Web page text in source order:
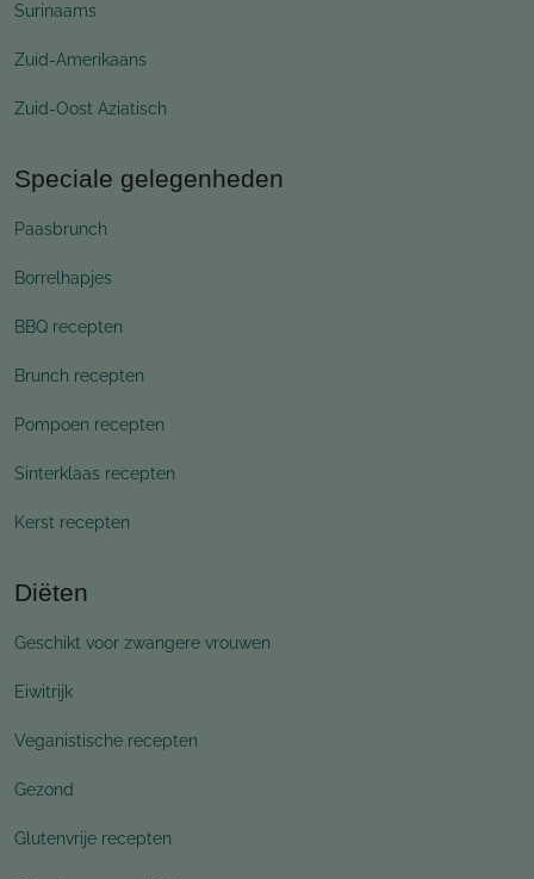
Surinaams
Zuid-Amerikaans
Zuid-Oost Aziatisch
Speciale gelegenheden
Paasbrunch
Borrelhapjes
BBQ recepten
Brunch recepten
Pompoen recepten
Sinterklaas recepten
Kerst recepten
Diëten
Geschikt voor zwangere vrouwen
Eiwitrijk
Veganistische recepten
Gezond
Glutenvrije recepten